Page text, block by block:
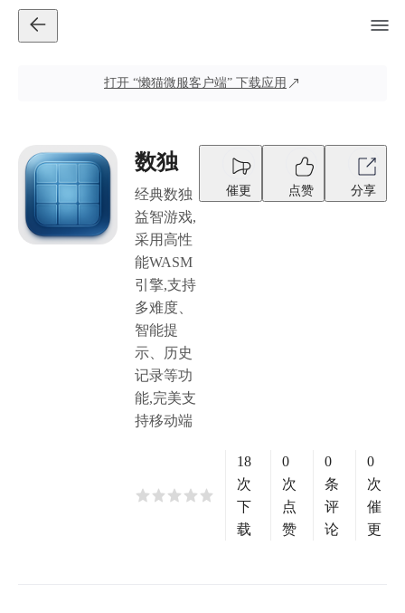
打开 “懒猫微服客户端” 下载应用
数独
经典数独
益智游戏,
采用高性
能WASM
引擎,支持
多难度、
智能提
示、历史
记录等功
能,完美支
持移动端
催更 点赞 分享
18
次
下
载
0
次
点
赞
0
条
评
论
0
次
催
更